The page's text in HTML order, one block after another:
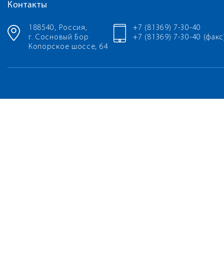
Контакты
188540, Россия,
г. Сосновый Бор
Копорское шоссе, 64
+7 (81369) 7-30-40
+7 (81369) 7-30-40